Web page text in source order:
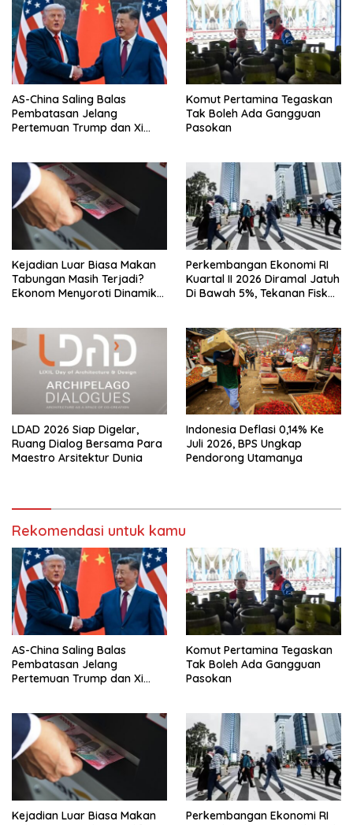
AS-China Saling Balas
Pembatasan Jelang
Pertemuan Trump dan Xi
Komut Pertamina Tegaskan
Tak Boleh Ada Gangguan
Pasokan
Kejadian Luar Biasa Makan
Tabungan Masih Terjadi?
Ekonom Menyoroti Dinamika
Perkembangan Ekonomi RI
Kuartal II 2026 Diramal Jatuh
Di Bawah 5%, Tekanan Fiskal
LDAD 2026 Siap Digelar,
Ruang Dialog Bersama Para
Maestro Arsitektur Dunia
Indonesia Deflasi 0,14% Ke
Juli 2026, BPS Ungkap
Pendorong Utamanya
Rekomendasi untuk kamu
AS-China Saling Balas
Pembatasan Jelang
Pertemuan Trump dan Xi
Komut Pertamina Tegaskan
Tak Boleh Ada Gangguan
Pasokan
Kejadian Luar Biasa Makan
Perkembangan Ekonomi RI